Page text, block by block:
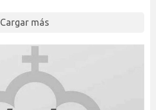
Cargar más